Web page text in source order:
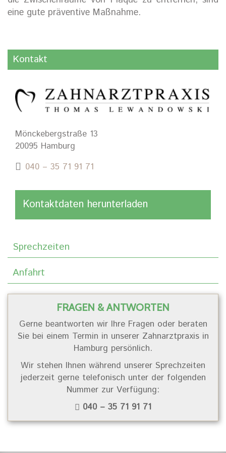
eine gute präventive Maßnahme.
Kontakt
Mönckebergstraße 13
20095 Hamburg
040 – 35 71 91 71
Kontaktdaten herunterladen
Sprechzeiten
Anfahrt
FRAGEN & ANTWORTEN
Gerne beantworten wir Ihre Fragen oder beraten
Sie bei einem Termin in unserer Zahnarztpraxis in
Hamburg persönlich.
Wir stehen Ihnen während unserer Sprechzeiten
jederzeit gerne telefonisch unter der folgenden
Nummer zur Verfügung:
040 – 35 71 91 71